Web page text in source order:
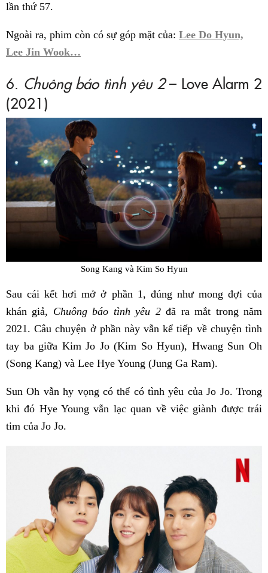
lần thứ 57.
Ngoài ra, phim còn có sự góp mặt của: Lee Do Hyun,
Lee Jin Wook…
6. Chuông báo tình yêu 2– Love Alarm 2
(2021)
Song Kang và Kim So Hyun
Sau cái kết hơi mở ở phần 1, đúng như mong đợi của
khán giả, Chuông báo tình yêu 2đã ra mắt trong năm
2021. Câu chuyện ở phần này vẫn kể tiếp về chuyện tình
tay ba giữa Kim Jo Jo (Kim So Hyun), Hwang Sun Oh
(Song Kang) và Lee Hye Young (Jung Ga Ram).
Sun Oh vẫn hy vọng có thể có tình yêu của Jo Jo. Trong
khi đó Hye Young vẫn lạc quan về việc giành được trái
tim của Jo Jo.